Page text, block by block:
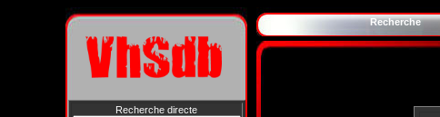
Recherche directe
Recherche